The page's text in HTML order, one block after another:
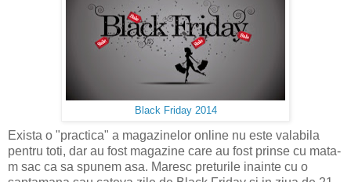
Black Friday 2014
Exista o "practica" a magazinelor online nu este valabila
pentru toti, dar au fost magazine care au fost prinse cu mata-
m sac ca sa spunem asa. Maresc preturile inainte cu o